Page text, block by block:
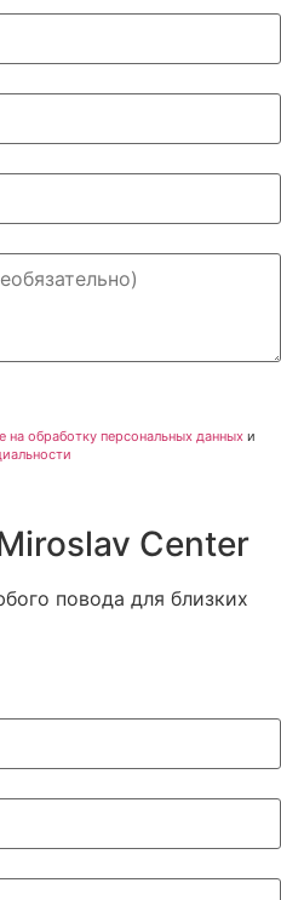
на обработку персональных данных и
Сenter
повода для близких